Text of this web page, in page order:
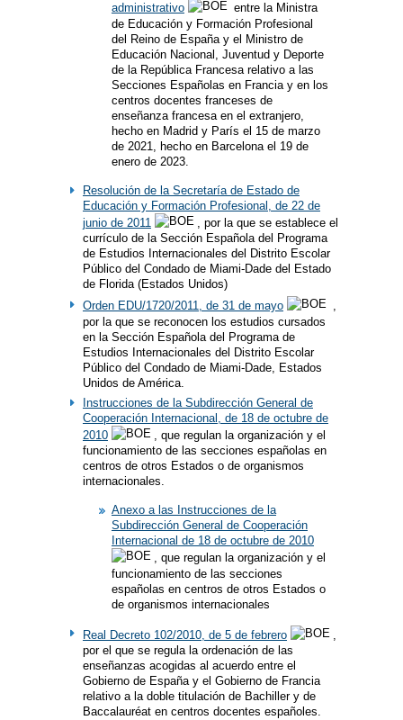
administrativo
entre la Ministra
de Educación y Formación Profesional
del Reino de España y el Ministro de
Educación Nacional, Juventud y Deporte
de la República Francesa relativo a las
Secciones Españolas en Francia y en los
centros docentes franceses de
enseñanza francesa en el extranjero,
hecho en Madrid y París el 15 de marzo
de 2021, hecho en Barcelona el 19 de
enero de 2023.
Resolución de la Secretaría de Estado de
Educación y Formación Profesional, de 22 de
junio de 2011
, por la que se establece el
currículo de la Sección Española del Programa
de Estudios Internacionales del Distrito Escolar
Público del Condado de Miami-Dade del Estado
de Florida (Estados Unidos)
Orden EDU/1720/2011, de 31 de mayo
,
por la que se reconocen los estudios cursados
en la Sección Española del Programa de
Estudios Internacionales del Distrito Escolar
Público del Condado de Miami-Dade, Estados
Unidos de América.
Instrucciones de la Subdirección General de
Cooperación Internacional, de 18 de octubre de
2010
, que regulan la organización y el
funcionamiento de las secciones españolas en
centros de otros Estados o de organismos
internacionales.
Anexo a las Instrucciones de la
Subdirección General de Cooperación
Internacional de 18 de octubre de 2010
, que regulan la organización y el
funcionamiento de las secciones
españolas en centros de otros Estados o
de organismos internacionales
Real Decreto 102/2010, de 5 de febrero
,
por el que se regula la ordenación de las
enseñanzas acogidas al acuerdo entre el
Gobierno de España y el Gobierno de Francia
relativo a la doble titulación de Bachiller y de
Baccalauréat en centros docentes españoles.